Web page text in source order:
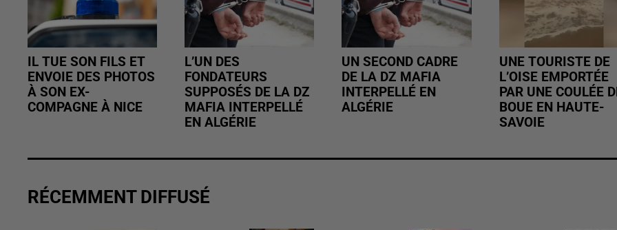
IL TUE SON FILS ET
ENVOIE DES PHOTOS
À SON EX-
COMPAGNE À NICE
L’UN DES
FONDATEURS
SUPPOSÉS DE LA DZ
MAFIA INTERPELLÉ
EN ALGÉRIE
UN SECOND CADRE
DE LA DZ MAFIA
INTERPELLÉ EN
ALGÉRIE
UNE TOURISTE DE
L’OISE EMPORTÉE
PAR UNE COULÉE
BOUE EN HAUTE-
SAVOIE
RÉCEMMENT DIFFUSÉ